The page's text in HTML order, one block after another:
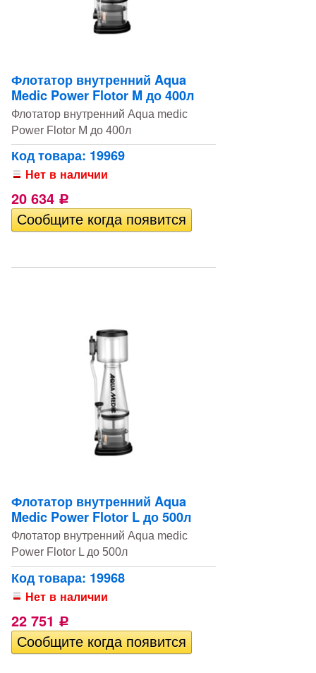
Флотатор внутренний Aqua
Medic Power Flotor M до 400л
Флотатор внутренний Aqua medic
Power Flotor M до 400л
Код товара: 19969
Нет в наличии
20 634 Р
Флотатор внутренний Aqua
Medic Power Flotor L до 500л
Флотатор внутренний Aqua medic
Power Flotor L до 500л
Код товара: 19968
Нет в наличии
22 751 Р